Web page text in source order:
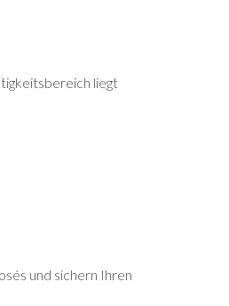
liegt
und sichern Ihren